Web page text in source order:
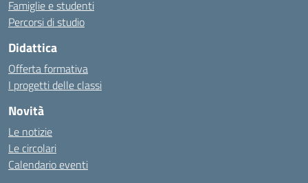
Famiglie e studenti
Percorsi di studio
Didattica
Offerta formativa
I progetti delle classi
Novità
Le notizie
Le circolari
Calendario eventi